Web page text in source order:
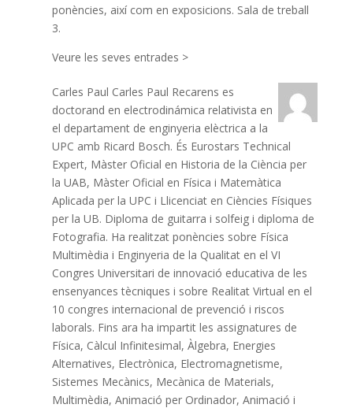
ponències, així com en exposicions. Sala de treball
3.
Veure les seves entrades >
Carles Paul Carles Paul Recarens es
doctorand en electrodinámica relativista en
el departament de enginyeria elèctrica a la
UPC amb Ricard Bosch. És Eurostars Technical
Expert, Màster Oficial en Historia de la Ciència per
la UAB, Màster Oficial en Física i Matemàtica
Aplicada per la UPC i Llicenciat en Ciències Físiques
per la UB. Diploma de guitarra i solfeig i diploma de
Fotografia. Ha realitzat ponències sobre Física
Multimèdia i Enginyeria de la Qualitat en el VI
Congres Universitari de innovació educativa de les
ensenyances tècniques i sobre Realitat Virtual en el
10 congres internacional de prevenció i riscos
laborals. Fins ara ha impartit les assignatures de
Física, Càlcul Infinitesimal, Àlgebra, Energies
Alternatives, Electrònica, Electromagnetisme,
Sistemes Mecànics, Mecànica de Materials,
Multimèdia, Animació per Ordinador, Animació i